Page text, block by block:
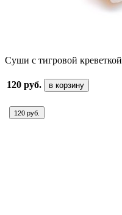
Суши с тигровой креветкой
120 руб. в корзину
120 руб.